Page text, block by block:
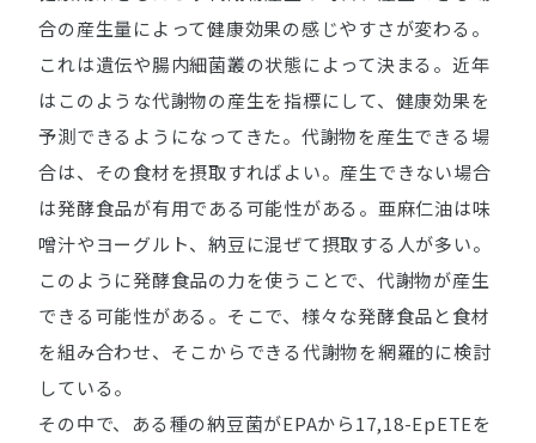
合の産生量によって健康効果の感じやすさが変わる。
これは遺伝や腸内細菌叢の状態によって決まる。近年
はこのような代謝物の産生を指標にして、健康効果を
予測できるようになってきた。代謝物を産生できる場
合は、その食材を摂取すればよい。産生できない場合
は発酵食品が有用である可能性がある。亜麻仁油は味
噌汁やヨーグルト、納豆に混ぜて摂取する人が多い。
このように発酵食品の力を使うことで、代謝物が産生
できる可能性がある。そこで、様々な発酵食品と食材
を組み合わせ、そこからできる代謝物を網羅的に検討
している。
その中で、ある種の納豆菌がEPAから17,18-EpETEを